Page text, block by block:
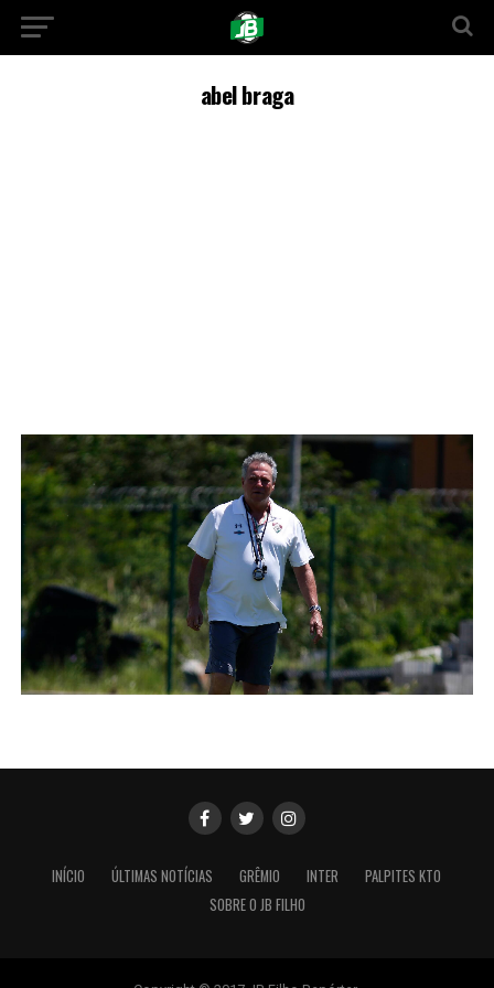
abel braga
INÍCIO ÚLTIMAS NOTÍCIAS GRÊMIO INTER
PALPITES KTO
SOBRE O JB FILHO